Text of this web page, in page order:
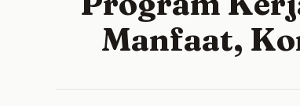
Manfaat,